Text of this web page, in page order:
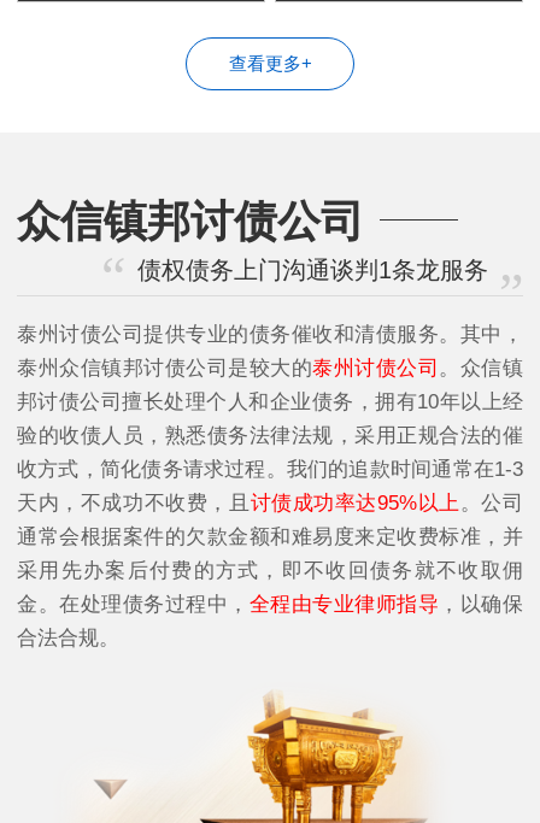
查看更多+
众信镇邦讨债公司
债权债务上门沟通谈判1条龙服务
泰州讨债公司提供专业的债务催收和清债服务。其中，
泰州众信镇邦讨债公司是较大的泰州讨债公司 。众信镇
邦讨债公司擅长处理个人和企业债务，拥有10年以上经
验的收债人员，熟悉债务法律法规，采用正规合法的催
收方式，简化债务请求过程。我们的追款时间通常在1-3
天内，不成功不收费，且 讨债成功率达95%以上 。公司
通常会根据案件的欠款金额和难易度来定收费标准，并
采用先办案后付费的方式，即不收回债务就不收取佣
金。在处理债务过程中， 全程由专业律师指导 ，以确保
合法合规。